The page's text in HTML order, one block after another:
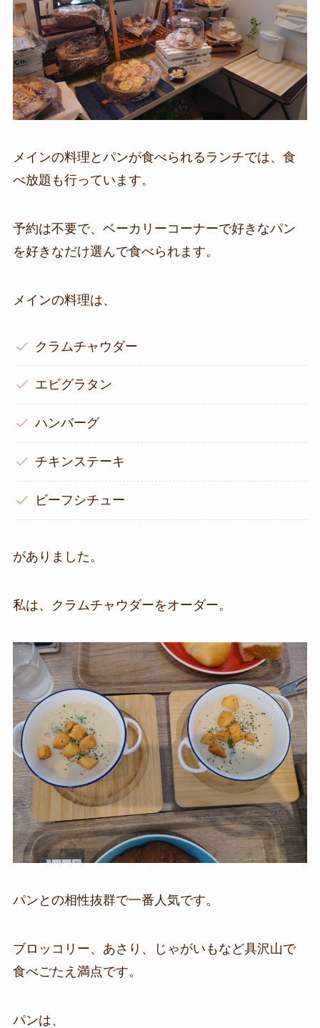
メインの料理とパンが食べられるランチでは、食
べ放題も行っています。
予約は不要で、ベーカリーコーナーで好きなパン
を好きなだけ選んで食べられます。
メインの料理は、
クラムチャウダー
エビグラタン
ハンバーグ
チキンステーキ
ビーフシチュー
がありました。
私は、クラムチャウダーをオーダー。
パンとの相性抜群で一番人気です。
ブロッコリー、あさり、じゃがいもなど具沢山で
食べごたえ満点です。
パンは、